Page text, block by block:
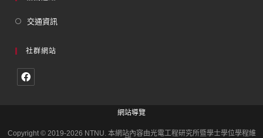
交通資訊
社群網站
網站導覽
Copyright © 2019-2026 NTNU. 本網站內容由光電工程研究所暨學士學位學程維